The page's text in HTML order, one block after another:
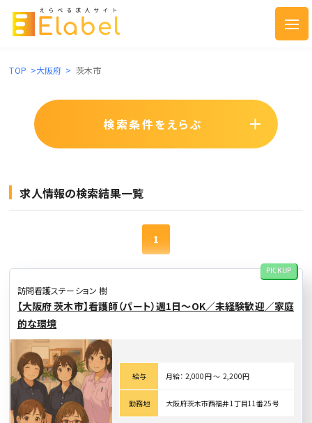
TOP >大阪府 > 茨木市
求人情報の検索結果一覧
1
訪問看護ステーション 樹
PICKUP
【大阪府 茨木市】看護師（パート）週1日〜OK／未経験歓迎／家庭
的な環境
給与 月給： 2,000円 〜 2,200円
勤務地 大阪府茨木市西福井1丁目11番25号
検索条件をえらぶ